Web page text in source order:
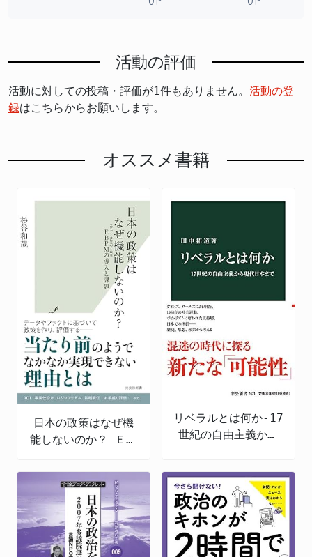
活動の評価
活動に対しての投稿・評価が1件もありません。 活動の登
録はこちらからお願いします。
オススメ書籍
日本の政策はなぜ機
能しないのか？ ＥＢ
リベラルとは何か-17
世紀の自由主義から